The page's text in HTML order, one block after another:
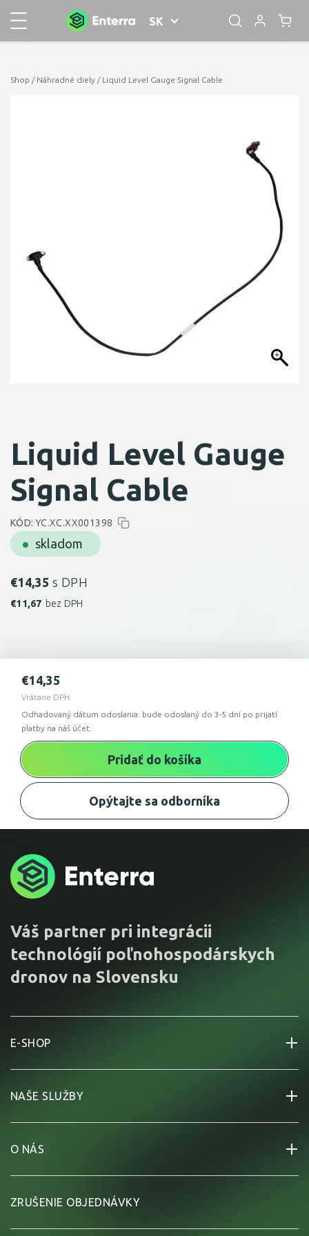
SK
Shop / Náhradné diely / Liquid Level Gauge Signal Cable
Liquid Level Gauge
Signal Cable
skladom
KÓD: YC.XC.XX001398
€14,35 s DPH
€11,67 bez DPH
Odhadovaný dátum odoslania: bude odoslaný do 3-5 dní po prijatí
platby na náš účet.
€14,35
Vrátane DPH
Pridať do košíka
Opýtajte sa odborníka
Váš partner pri integrácii
technológií poľnohospodárskych
dronov na Slovensku
E-SHOP
NAŠE SLUŽBY
O NÁS
ZRUŠENIE OBJEDNÁVKY